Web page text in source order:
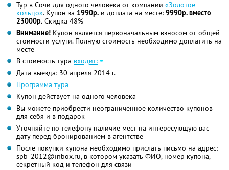
Тур в Сочи для одного человека от компании «Золотое
кольцо». Купон за 1990р. и доплата на месте: 9990р. вместо
23000р. Скидка 48%
Внимание! Купон является первоначальным взносом от общей
стоимости услуги. Полную стоимость необходимо доплатить на
месте
В стоимость тура входит:
Дата выезда: 30 апреля 2014 г.
Программа тура
Купон действует на одного человека
Вы можете приобрести неограниченное количество купонов
для себя и в подарок
Уточняйте по телефону наличие мест на интересующую вас
дату перед бронированием в агентстве
После покупки купона необходимо прислать письмо на адрес:
spb_2012@inbox.ru, в котором указать ФИО, номер купона,
секретный код и телефон для связи